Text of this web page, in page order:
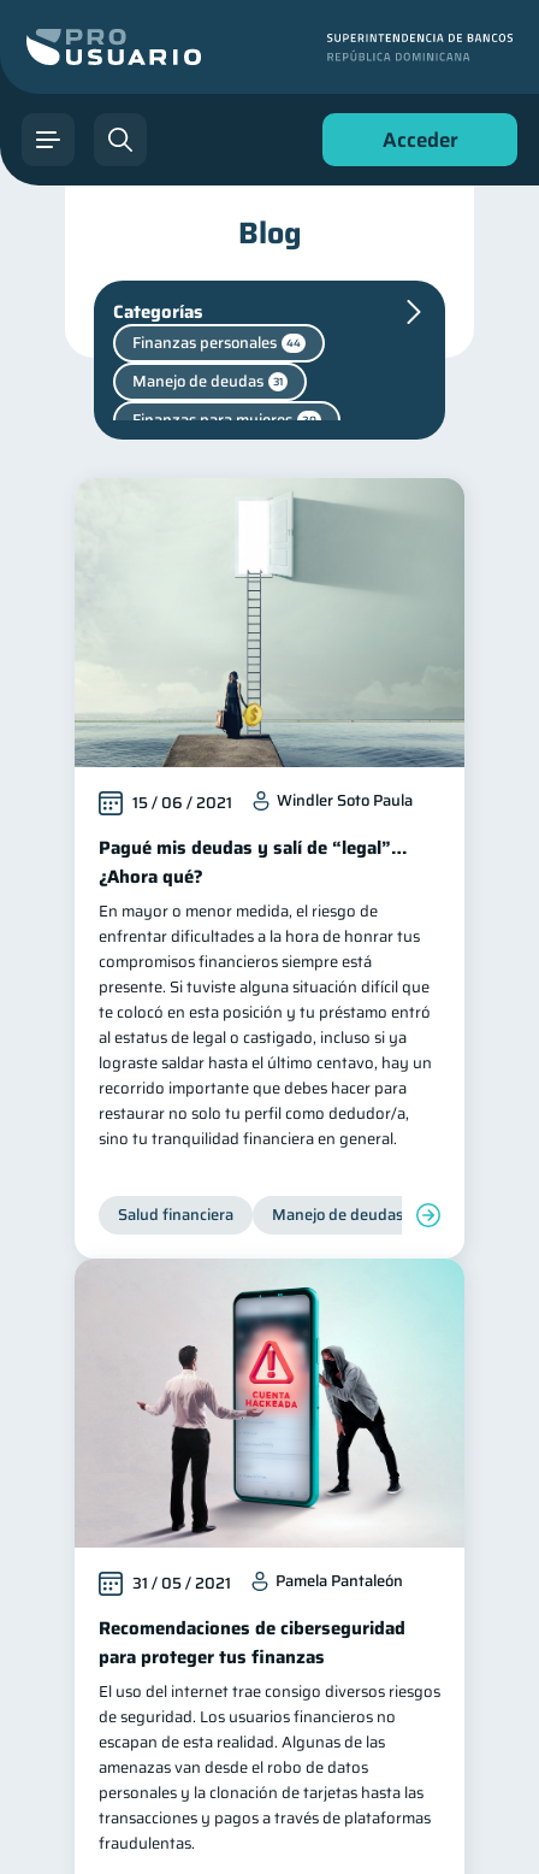
Acceder
Blog
Categorías
Finanzas personales 44
Manejo de deudas 31
Finanzas para mujeres 20
Salud financiera 12
Entidad financiera 8
Finanzas en Pareja
Educación financiera
Finanzas para jóvenes 30
Control de deudas 30
Finanzas familiares 25
Inclusión financiera 22
Bienestar financiero
Organización Financiera 10
Deudas 10 Préstamos 8
Ahorro
Tarjeta de crédito 6
Historial crediticio
Ciberseguridad 5
Servicios
Derechos & Deberes
Superintendencia de Bancos
Criptomonedas 2
Cuenta Abandonada 2
Inversiones
Cuenta Inactiva 1
Finanzas Personales
Educación Financiera 1
Fraudes 1
Información financiera 1
inversiones
Salud mental 1 ahorro
Retiro 1 Doble sueldo 1
Gasto responsable
información financiera 1
15 / 06 / 2021 Windler Soto Paula
Pagué mis deudas y salí de “legal”…
¿Ahora qué?
En mayor o menor medida, el riesgo de
enfrentar dificultades a la hora de honrar tus
compromisos financieros siempre está
presente. Si tuviste alguna situación difícil que
te colocó en esta posición y tu préstamo entró
al estatus de legal o castigado, incluso si ya
lograste saldar hasta el último centavo, hay un
recorrido importante que debes hacer para
restaurar no solo tu perfil como dedudor/a,
sino tu tranquilidad financiera en general.
Salud financiera Manejo de deudas
31 / 05 / 2021 Pamela Pantaleón
Recomendaciones de ciberseguridad
para proteger tus finanzas
El uso del internet trae consigo diversos riesgos
de seguridad. Los usuarios financieros no
escapan de esta realidad. Algunas de las
amenazas van desde el robo de datos
personales y la clonación de tarjetas hasta las
transacciones y pagos a través de plataformas
fraudulentas.